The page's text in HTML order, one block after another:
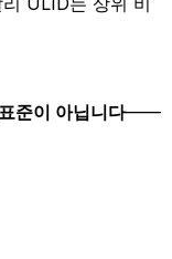
준이 아닙니다——